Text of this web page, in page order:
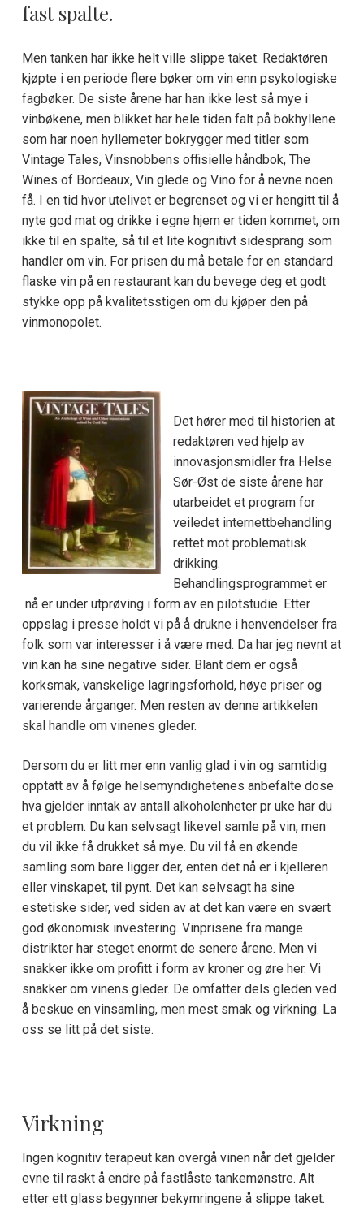
fast spalte.
Men tanken har ikke helt ville slippe taket. Redaktøren
kjøpte i en periode flere bøker om vin enn psykologiske
fagbøker. De siste årene har han ikke lest så mye i
vinbøkene, men blikket har hele tiden falt på bokhyllene
som har noen hyllemeter bokrygger med titler som
Vintage Tales, Vinsnobbens offisielle håndbok, The
Wines of Bordeaux, Vin glede og Vino for å nevne noen
få. I en tid hvor utelivet er begrenset og vi er hengitt til å
nyte god mat og drikke i egne hjem er tiden kommet, om
ikke til en spalte, så til et lite kognitivt sidesprang som
handler om vin. For prisen du må betale for en standard
flaske vin på en restaurant kan du bevege deg et godt
stykke opp på kvalitetsstigen om du kjøper den på
vinmonopolet.
Det hører med til historien at
redaktøren ved hjelp av
innovasjonsmidler fra Helse
Sør-Øst de siste årene har
utarbeidet et program for
veiledet internettbehandling
rettet mot problematisk
drikking.
Behandlingsprogrammet er
nå er under utprøving i form av en pilotstudie. Etter
oppslag i presse holdt vi på å drukne i henvendelser fra
folk som var interesser i å være med. Da har jeg nevnt at
vin kan ha sine negative sider. Blant dem er også
korksmak, vanskelige lagringsforhold, høye priser og
varierende årganger. Men resten av denne artikkelen
skal handle om vinenes gleder.
Dersom du er litt mer enn vanlig glad i vin og samtidig
opptatt av å følge helsemyndighetenes anbefalte dose
hva gjelder inntak av antall alkoholenheter pr uke har du
et problem. Du kan selvsagt likevel samle på vin, men
du vil ikke få drukket så mye. Du vil få en økende
samling som bare ligger der, enten det nå er i kjelleren
eller vinskapet, til pynt. Det kan selvsagt ha sine
estetiske sider, ved siden av at det kan være en svært
god økonomisk investering. Vinprisene fra mange
distrikter har steget enormt de senere årene. Men vi
snakker ikke om profitt i form av kroner og øre her. Vi
snakker om vinens gleder. De omfatter dels gleden ved
å beskue en vinsamling, men mest smak og virkning. La
oss se litt på det siste.
Virkning
Ingen kognitiv terapeut kan overgå vinen når det gjelder
evne til raskt å endre på fastlåste tankemønstre. Alt
etter ett glass begynner bekymringene å slippe taket.